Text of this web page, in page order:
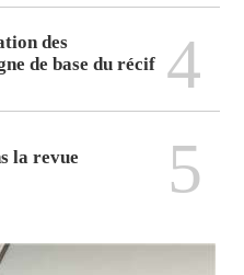
des
de base du récif 4
la revue
5